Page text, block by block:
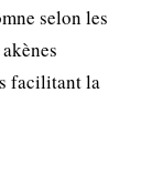
selon les
facilitant la